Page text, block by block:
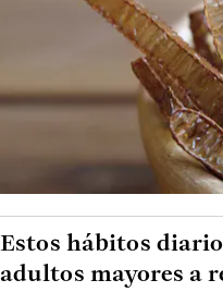
Estos hábitos
adultos mayores a